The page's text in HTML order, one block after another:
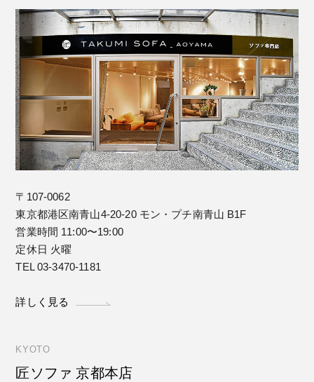
〒107-0062
東京都港区南青山4-20-20 モン・プチ南青山 B1F
営業時間 11:00〜19:00
定休日 火曜
TEL 03-3470-1181
詳しく見る
KYOTO
匠ソファ 京都本店